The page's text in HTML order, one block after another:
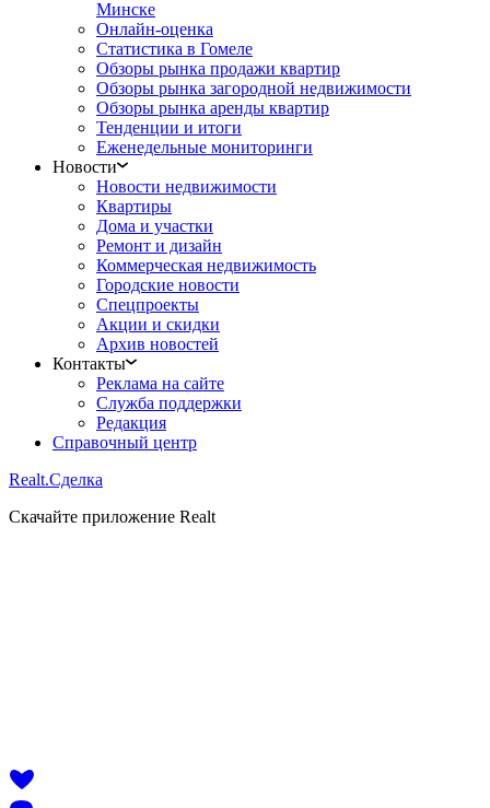
Минске
Онлайн-оценка
Статистика в Гомеле
Обзоры рынка продажи квартир
Обзоры рынка загородной недвижимости
Обзоры рынка аренды квартир
Тенденции и итоги
Еженедельные мониторинги
Новости
Новости недвижимости
Квартиры
Дома и участки
Ремонт и дизайн
Коммерческая недвижимость
Городские новости
Спецпроекты
Акции и скидки
Архив новостей
Контакты
Реклама на сайте
Служба поддержки
Редакция
Справочный центр
Realt.Сделка
Скачайте приложение Realt